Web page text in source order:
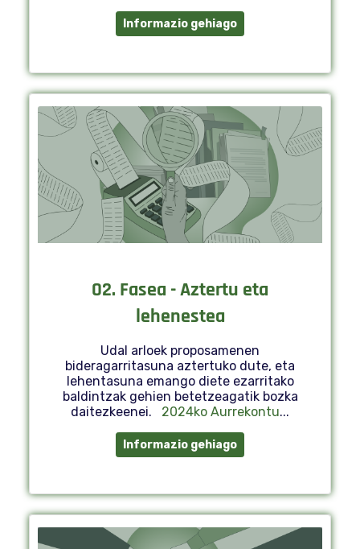
Informazio gehiago
02. Fasea - Aztertu eta
lehenestea
Udal arloek proposamenen
bideragarritasuna aztertuko dute, eta
lehentasuna emango diete ezarritako
baldintzak gehien betetzeagatik bozka
daitezkeenei.
2024ko Aurrekontu...
Informazio gehiago